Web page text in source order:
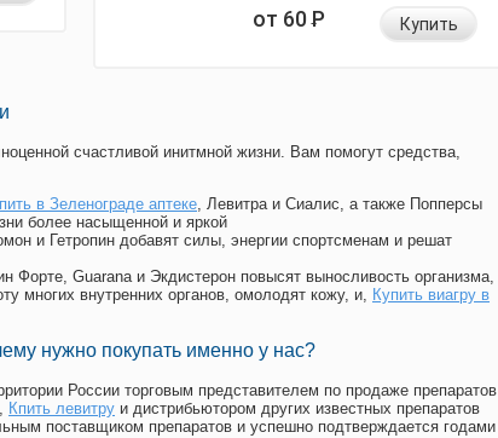
от 60Р Купить
счастливой инитмной жизни. Вам помогут средства,
в Зеленограде аптеке, Левитра и Сиалис, а также Попперсы
более насыщенной и яркой
и Гетропин добавят силы, энергии спортсменам и решат
Форте, Guarana и Экдистерон повысят выносливость организма,
многих внутренних органов, омолодят кожу, и, Купить виагру в
нужно покупать именно у нас?
России торговым представителем по продаже препаратов
, Кпить левитру и дистрибьютором других известных препаратов
поставщиком препаратов и успешно подтверждается годами